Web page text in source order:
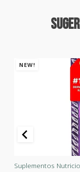
NEW!
Suplementos